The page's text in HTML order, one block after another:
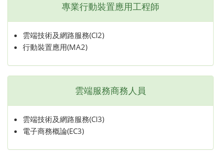
專業行動裝置應用工程師
雲端技術及網路服務(CI2)
行動裝置應用(MA2)
雲端服務商務人員
雲端技術及網路服務(CI3)
電子商務概論(EC3)